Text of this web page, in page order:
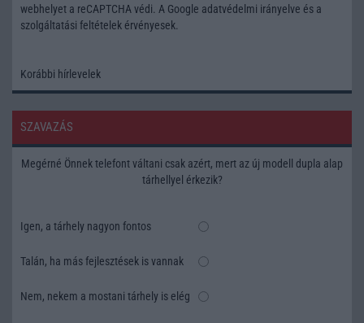
webhelyet a reCAPTCHA védi. A Google adatvédelmi irányelve és a
szolgáltatási feltételek érvényesek.
Korábbi hírlevelek
SZAVAZÁS
Megérné Önnek telefont váltani csak azért, mert az új modell dupla alap
tárhellyel érkezik?
Igen, a tárhely nagyon fontos
Talán, ha más fejlesztések is vannak
Nem, nekem a mostani tárhely is elég